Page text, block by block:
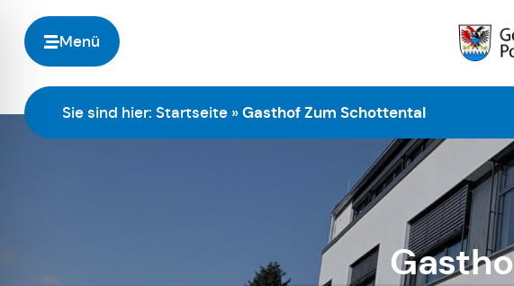
Menü
Zur
Sie sind hier: Startseite »Gasthof Zum Schottental